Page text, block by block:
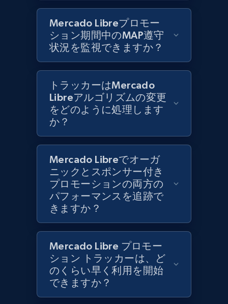
1.2K+ 208+ 今すぐ始める
Best Buy products
URL, Product id, Title, Images, Final price,
Currency, Discount, Initial price, and more.
1.1K+
Best Buy products - Collect data on
products using specified keywords
URL, Product id, Title, Images, Final price,
Currency, Discount, Initial price, and more.
1.1K+ 149+ 今すぐ始める
Lowes.com
Mercado Libreプロモー
ション期間中のMAP遵守
状況を監視できますか？
トラッカーはMercado
Libreアルゴリズムの変更
をどのように処理します
か？
Mercado Libreでオーガ
ニックとスポンサー付き
プロモーションの両方の
パフォーマンスを追跡で
きますか？
Mercado Libre プロモー
ション トラッカーは、ど
のくらい早く利用を開始
できますか？